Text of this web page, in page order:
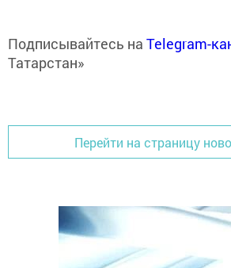
Подписывайтесь на Telegram-
Татарстан»
Перейти на страницу